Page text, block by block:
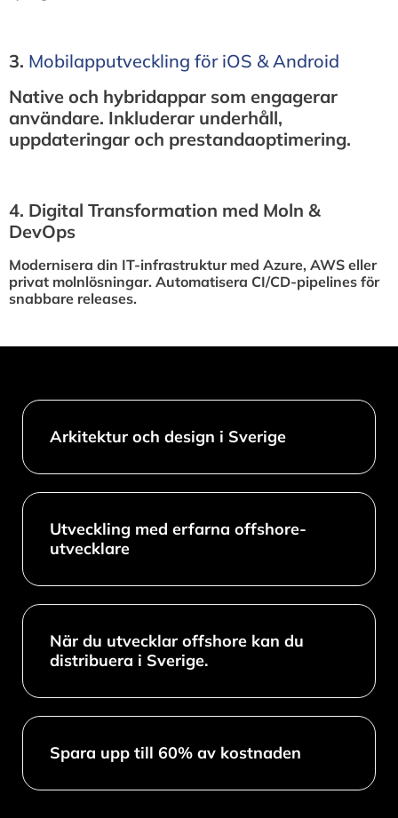
3.⁠ ⁠Mobilapputveckling för iOS & Android
Native och hybridappar som engagerar
användare. Inkluderar underhåll,
uppdateringar och prestandaoptimering.
4.⁠ ⁠Digital Transformation med Moln &
DevOps
Modernisera din IT-infrastruktur med Azure, AWS eller
privat molnlösningar. Automatisera CI/CD-pipelines för
snabbare releases.
Arkitektur och design i Sverige​
Utveckling med erfarna offshore-
utvecklare
När du utvecklar offshore kan du
distribuera i Sverige.
Spara upp till 60% av kostnaden